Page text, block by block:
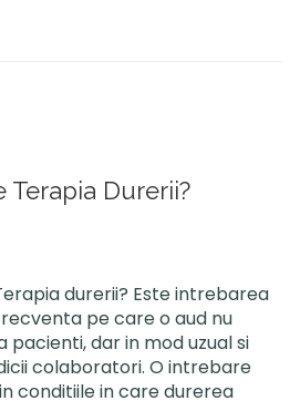
Terapia Durerii?
durerii? Este intrebarea
pe care o aud nu
pacienti, dar in mod uzual si
colaboratori. O intrebare
conditiile in care durerea